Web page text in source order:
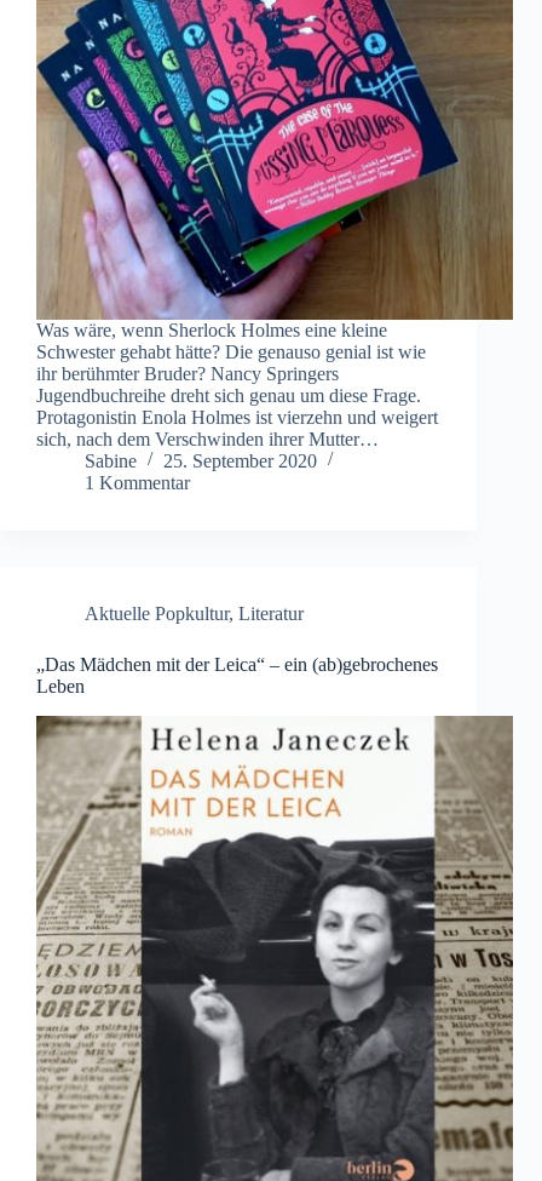
Was wäre, wenn Sherlock Holmes eine kleine
Schwester gehabt hätte? Die genauso genial ist wie
ihr berühmter Bruder? Nancy Springers
Jugendbuchreihe dreht sich genau um diese Frage.
Protagonistin Enola Holmes ist vierzehn und weigert
sich, nach dem Verschwinden ihrer Mutter…
Sabine
25. September 2020
1 Kommentar
Aktuelle Popkultur, Literatur
„Das Mädchen mit der Leica“ – ein (ab)gebrochenes
Leben